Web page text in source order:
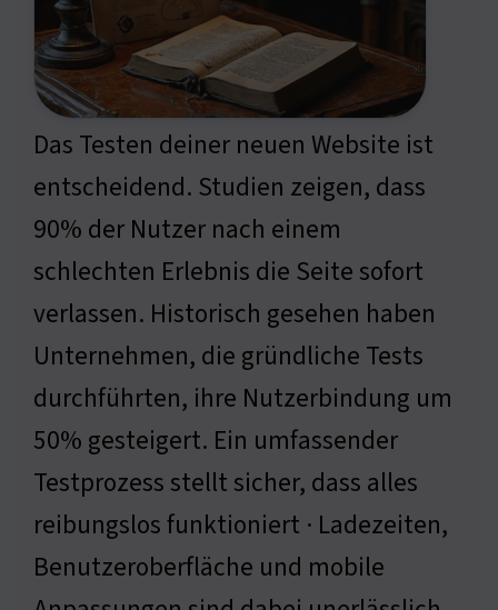
Das Testen deiner neuen Website ist
entscheidend. Studien zeigen, dass
90% der Nutzer nach einem
schlechten Erlebnis die Seite sofort
verlassen. Historisch gesehen haben
Unternehmen, die gründliche Tests
durchführten, ihre Nutzerbindung um
50% gesteigert. Ein umfassender
Testprozess stellt sicher, dass alles
reibungslos funktioniert · Ladezeiten,
Benutzeroberfläche und mobile